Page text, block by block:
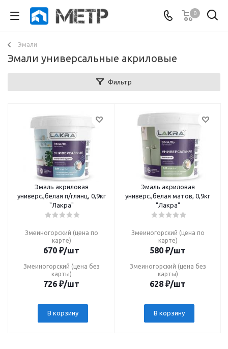
0
Эмали
Эмали универсальные акриловые
Фильтр
Эмаль акриловая
универс.,белая п/глянц, 0,9кг
"Лакра"
Змеиногорский (цена по
карте)
670 ₽/шт
Змеиногорский (цена без
карты)
726 ₽/шт
В корзину
Эмаль акриловая
универс.,белая матов, 0,9кг
"Лакра"
Змеиногорский (цена по
карте)
580 ₽/шт
Змеиногорский (цена без
карты)
628 ₽/шт
В корзину